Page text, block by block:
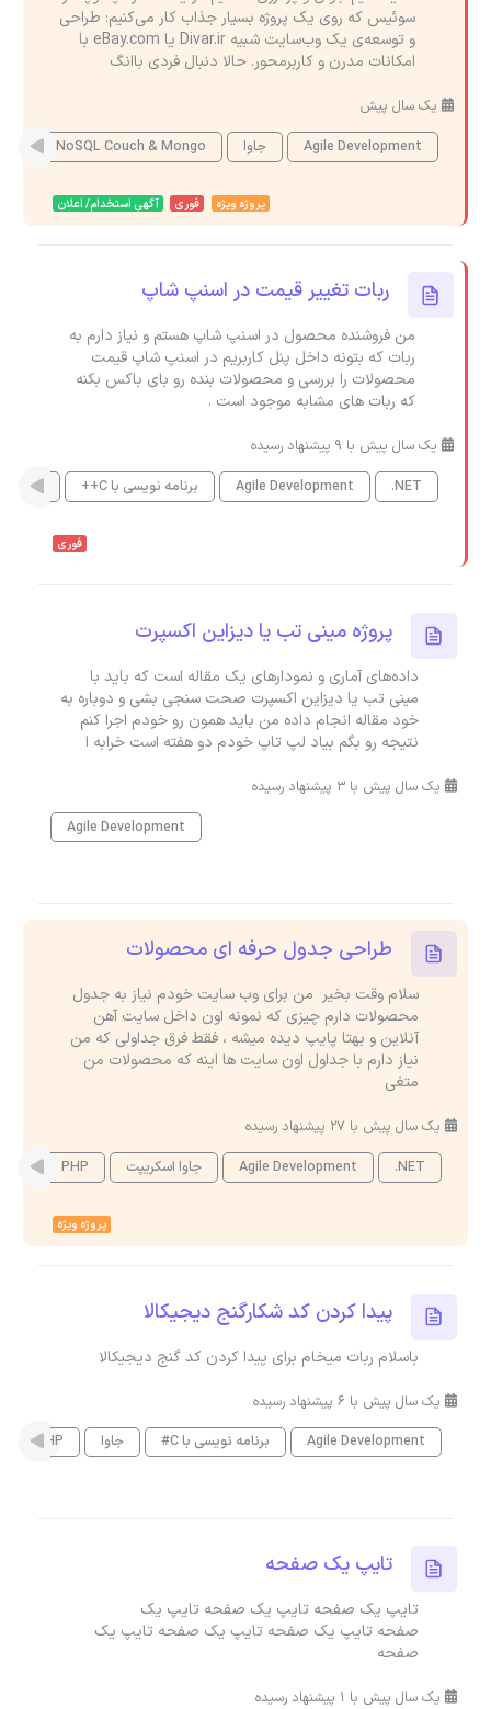
سوئیس که روی یک پروژه بسیار جذاب کار می‌کنیم: طراحی
و توسعه‌ی یک وب‌سایت شبیه Divar.ir یا eBay.com با
امکانات مدرن و کاربرمحور. حالا دنبال فردی باانگ
یک سال پیش
Agile Development
جاوا NoSQL Couch & Mongo
پروژه ویژه فوری آگهی استخدام/ اعلان
ربات تغییر قیمت در اسنپ شاپ
من فروشنده محصول در اسنپ شاپ هستم و نیاز دارم به
ربات که بتونه داخل پنل کاربریم در اسنپ شاپ قیمت
محصولات را بررسی و محصولات بنده رو بای باکس بکنه
که ربات های مشابه موجود است .
یک سال پیش با 9 پیشنهاد رسیده
.NET
Agile Development برنامه نویسی با C++ PHP
فوری
پروژه مینی تب یا دیزاین اکسپرت
داده‌های آماری و نمودارهای یک مقاله است که باید با
مینی تب یا دیزاین اکسپرت صحت سنجی بشی و دوباره به
خود مقاله انجام داده من باید همون رو خودم اجرا کنم
نتیجه رو بگم بیاد لپ تاپ خودم دو هفته است خرابه ا
یک سال پیش با 3 پیشنهاد رسیده
Agile Development
طراحی جدول حرفه ای محصولات
سلام وقت بخیر من برای وب سایت خودم نیاز به جدول
محصولات دارم چیزی که نمونه اون داخل سایت آهن
آنلاین و بهتا پایپ دیده میشه ، فقط فرق جداولی که من
نیاز دارم با جداول اون سایت ها اینه که محصولات من
متغی
یک سال پیش با 27 پیشنهاد رسیده
.NET
Agile Development جاوا اسکریپت PHP
پروژه ویژه
پیدا کردن کد شکارگنج دیجیکالا
باسلام ربات میخام برای پیدا کردن کد گنج دیجیکالا
یک سال پیش با 6 پیشنهاد رسیده
Agile Development
برنامه نویسی با C# جاوا PHP
تایپ یک صفحه
تایپ یک صفحه تایپ یک صفحه تایپ یک
صفحه تایپ یک صفحه تایپ یک صفحه تایپ یک
صفحه
یک سال پیش با 1 پیشنهاد رسیده